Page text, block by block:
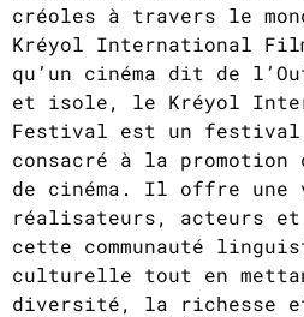
créoles à travers le
Kréyol International
qu’un cinéma dit de
et isole, le Kréyol
Festival est un festival
consacré à la promotion
de cinéma. Il offre une
réalisateurs, acteurs et
cette communauté
culturelle tout en
diversité, la richesse